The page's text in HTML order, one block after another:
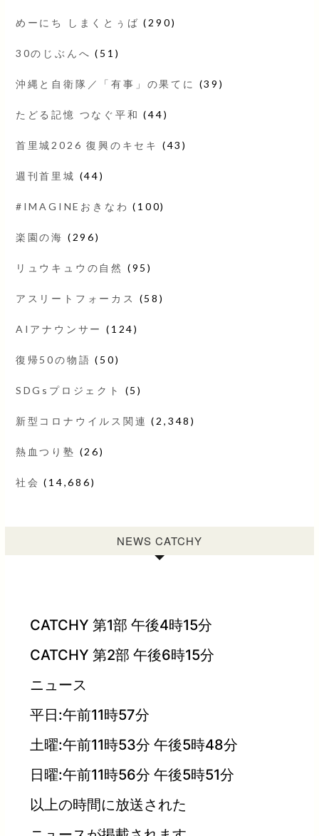
めーにち しまくとぅば (290)
30のじぶんへ (51)
沖縄と自衛隊／「有事」の果てに (39)
たどる記憶 つなぐ平和 (44)
首里城2026 復興のキセキ (43)
週刊首里城 (44)
#IMAGINEおきなわ (100)
楽園の海 (296)
リュウキュウの自然 (95)
アスリートフォーカス (58)
AIアナウンサー (124)
復帰50の物語 (50)
SDGsプロジェクト (5)
新型コロナウイルス関連 (2,348)
熱血つり塾 (26)
社会 (14,686)
NEWS CATCHY
CATCHY 第1部 午後4時15分
CATCHY 第2部 午後6時15分
ニュース
平日:午前11時57分
土曜:午前11時53分 午後5時48分
日曜:午前11時56分 午後5時51分
以上の時間に放送された